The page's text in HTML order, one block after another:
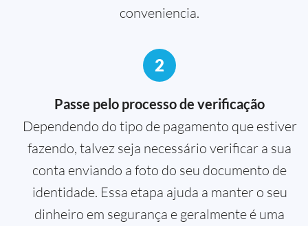
conveniencia.
2
Passe pelo processo de verificação
Dependendo do tipo de pagamento que estiver
fazendo, talvez seja necessário verificar a sua
conta enviando a foto do seu documento de
identidade. Essa etapa ajuda a manter o seu
dinheiro em segurança e geralmente é uma